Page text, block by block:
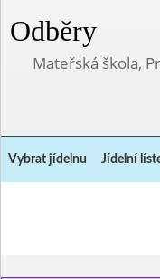
Odběry
Mateřská škola,
Vybrat jídelnu Jídelní